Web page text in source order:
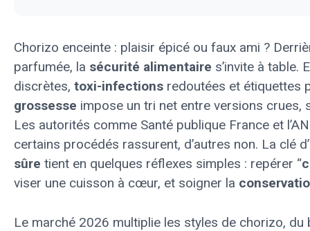
Chorizo enceinte : plaisir épicé ou faux ami ?
parfumée, la sécurité alimentaire s’invite à table.
discrètes, toxi-infections redoutées et étiquettes
grossesse impose un tri net entre versions crues,
Les autorités comme Santé publique France et
certains procédés rassurent, d’autres non. La clé
sûre tient en quelques réflexes simples : repérer “
viser une cuisson à cœur, et soigner la
Le marché 2026 multiplie les styles de chorizo, du